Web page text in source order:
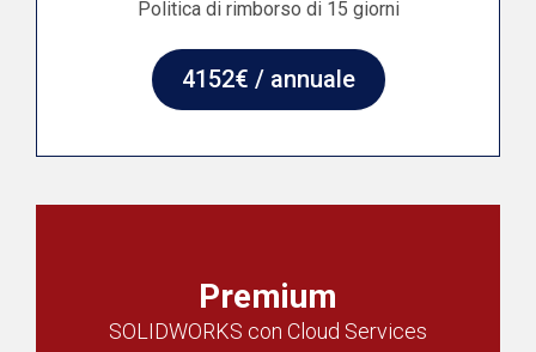
Politica di rimborso di 15 giorni
4152€ / annuale
Premium
SOLIDWORKS con Cloud Services